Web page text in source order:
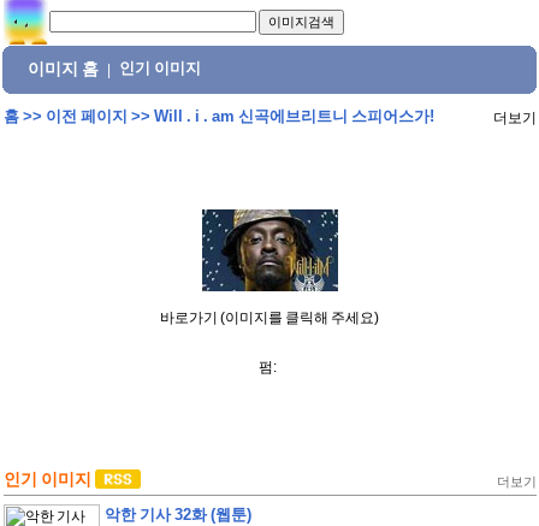
이미지 홈 인기 이미지
홈>> 이전 페이지 >> Will . i . am 신곡에브리트니 스피어스가! 더보기
바로가기 (이미지를 클릭해 주세요)
펌:
인기 이미지 더보기
악한 기사 32화 (웹툰)